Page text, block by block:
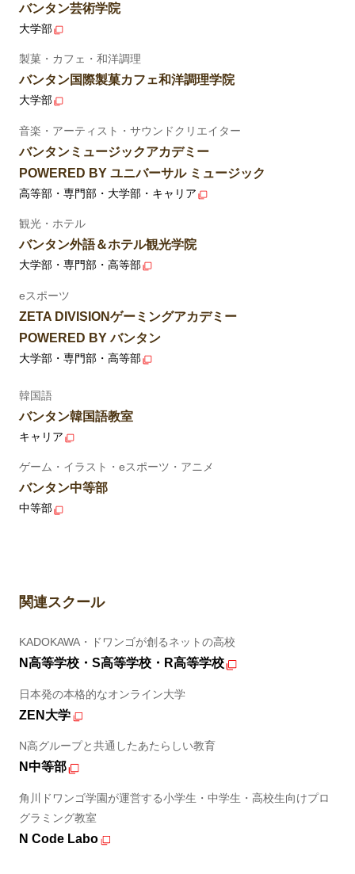
バンタン芸術学院
大学部
製菓・カフェ・和洋調理
バンタン国際製菓カフェ和洋調理学院
大学部
音楽・アーティスト・サウンドクリエイター
バンタンミュージックアカデミー
POWERED BY ユニバーサル ミュージック
高等部・専門部・大学部・キャリア
観光・ホテル
バンタン外語＆ホテル観光学院
大学部・専門部・高等部
eスポーツ
ZETA DIVISIONゲーミングアカデミー
POWERED BY バンタン
大学部・専門部・高等部
韓国語
バンタン韓国語教室
キャリア
ゲーム・イラスト・eスポーツ・アニメ
バンタン中等部
中等部
関連スクール
KADOKAWA・ドワンゴが創るネットの高校
N高等学校・S高等学校・R高等学校
日本発の本格的なオンライン大学
ZEN大学
N高グループと共通したあたらしい教育
N中等部
角川ドワンゴ学園が運営する小学生・中学生・高校生向けプロ
グラミング教室
N Code Labo